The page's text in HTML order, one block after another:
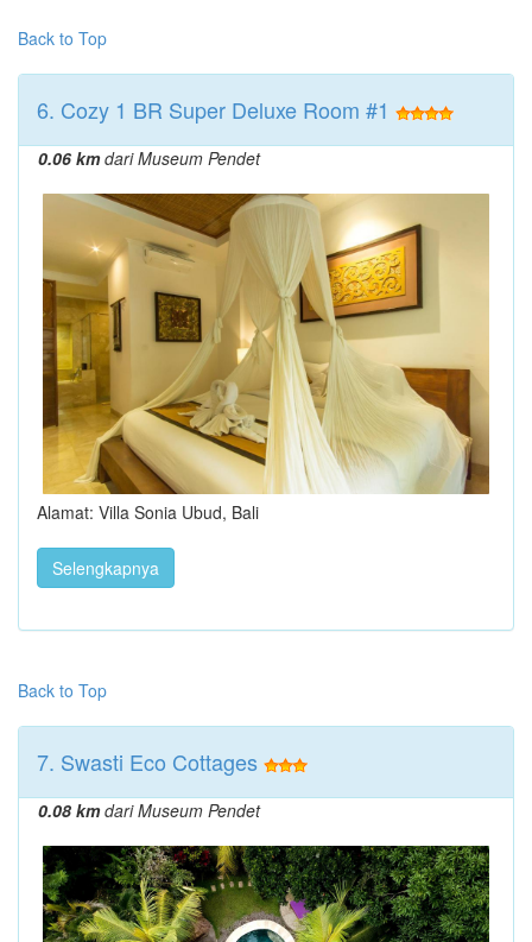
Back to Top
6. Cozy 1 BR Super Deluxe Room #1
0.06 kmdari Museum Pendet
Alamat: Villa Sonia Ubud, Bali
Selengkapnya
Back to Top
7. Swasti Eco Cottages
0.08 kmdari Museum Pendet